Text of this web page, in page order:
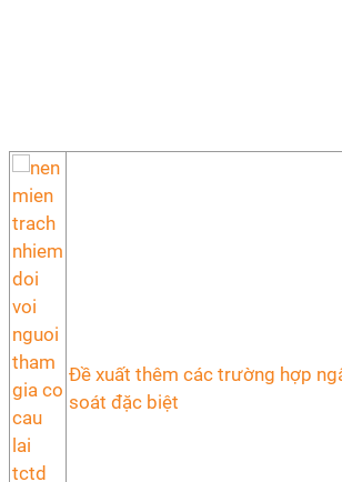
Đề xuất thêm các trường hợp
soát đặc biệt